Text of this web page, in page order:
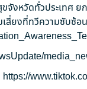
หวัดทั่วประเทศ ย
สี่ยงที่ทวีความซับซ้อ
https://